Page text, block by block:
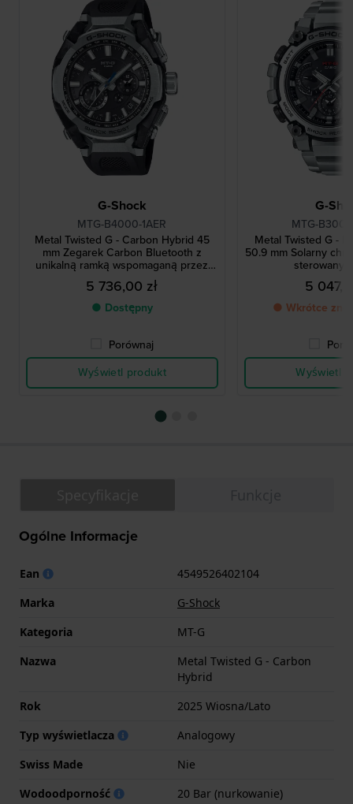
G-Shock
MTG-B4000-1AER
Metal Twisted G - Carbon Hybrid 45
mm Zegarek Carbon Bluetooth z
unikalną ramką wspomaganą przez
sztuczną inteligencję
5 736,00 zł
● Dostępny
Porównaj
Wyświetl produkt
G-
MTG-
Metal Twisted G -
50.9 mm Solarny
sterowany
5
● Wkrótce
Wyświetl
Ogólne Informacje
Ean
4549526402104
Marka
G-Shock
Kategoria
MT-G
Nazwa
Metal Twisted G - Carbon
Hybrid
Rok
2025 Wiosna/Lato
Typ wyświetlacza
Analogowy
Swiss Made
Nie
Wodoodporność
20 Bar (nurkowanie)